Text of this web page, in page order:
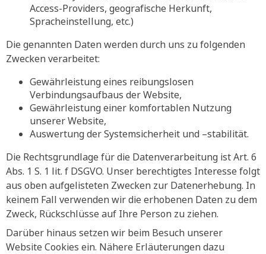
Access-Providers, geografische Herkunft,
Spracheinstellung, etc.)
Die genannten Daten werden durch uns zu folgenden
Zwecken verarbeitet:
Gewährleistung eines reibungslosen
Verbindungsaufbaus der Website,
Gewährleistung einer komfortablen Nutzung
unserer Website,
Auswertung der Systemsicherheit und –stabilität.
Die Rechtsgrundlage für die Datenverarbeitung ist Art. 6
Abs. 1 S. 1 lit. f DSGVO. Unser berechtigtes Interesse folgt
aus oben aufgelisteten Zwecken zur Datenerhebung. In
keinem Fall verwenden wir die erhobenen Daten zu dem
Zweck, Rückschlüsse auf Ihre Person zu ziehen.
Darüber hinaus setzen wir beim Besuch unserer
Website Cookies ein. Nähere Erläuterungen dazu